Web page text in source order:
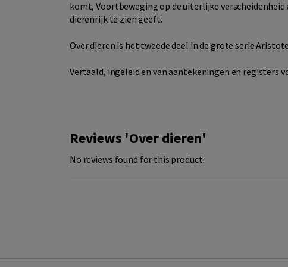
komt, Voortbeweging op de uiterlijke
dierenrijk te zien geeft.
Over dieren is het tweede deel in de grote serie
Vertaald, ingeleid en van aantekeningen en registers
Reviews 'Over dieren'
No reviews found for this product.